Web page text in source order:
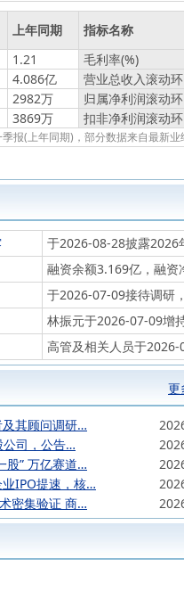
上年同期
指标名称
1.21
毛利率(%)
4.086亿
营业总收入滚动
2982万
归属净利润滚动
3869万 扣非净利润滚动
报(上年同期)，部分数据来自最新业
于2026-08-28披露2026
融资余额3.169亿，融资
于2026-07-09接待调研
林振元于2026-07-09增
高管及相关人员于
更
及其顾问调研…
公司，公告…
股” 万亿赛道…
IPO提速，核…
密集验证 商…